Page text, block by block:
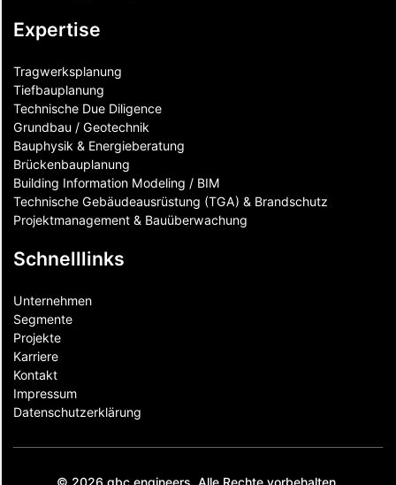
Expertise
Tragwerksplanung
Tiefbauplanung
Technische Due Diligence
Grundbau / Geotechnik
Bauphysik & Energieberatung
Brückenbauplanung
Building Information Modeling / BIM
Technische Gebäudeausrüstung (TGA) & Brandschutz
Projektmanagement & Bauüberwachung
Schnelllinks
Unternehmen
Segmente
Projekte
Karriere
Kontakt
Impressum
Datenschutzerklärung
© 2026 gbc engineers. Alle Rechte vorbehalten.